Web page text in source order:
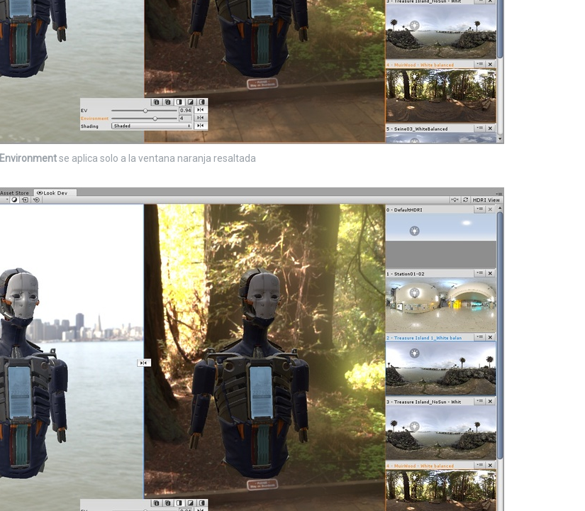
Environmentse aplica solo a la ventana naranja resaltada